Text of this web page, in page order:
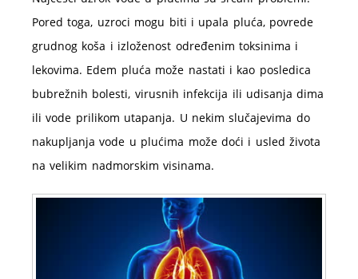
Pored toga, uzroci mogu biti i upala pluća, povrede
grudnog koša i izloženost određenim toksinima i
lekovima. Edem pluća može nastati i kao posledica
bubrežnih bolesti, virusnih infekcija ili udisanja dima
ili vode prilikom utapanja. U nekim slučajevima do
nakupljanja vode u plućima može doći i usled života
na velikim nadmorskim visinama.